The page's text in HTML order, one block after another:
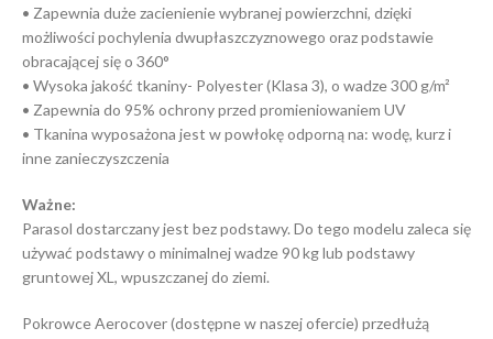
• Zapewnia duże zacienienie wybranej powierzchni, dzięki
możliwości pochylenia dwupłaszczyznowego oraz podstawie
obracającej się o 360°
• Wysoka jakość tkaniny- Polyester (Klasa 3), o wadze 300 g/m²
• Zapewnia do 95% ochrony przed promieniowaniem UV
• Tkanina wyposażona jest w powłokę odporną na: wodę, kurz i
inne zanieczyszczenia
Ważne:
Parasol dostarczany jest bez podstawy. Do tego modelu zaleca się
używać podstawy o minimalnej wadze 90 kg lub podstawy
gruntowej XL, wpuszczanej do ziemi.
Pokrowce Aerocover (dostępne w naszej ofercie) przedłużą